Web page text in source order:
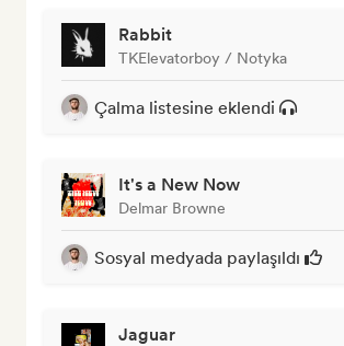
Rabbit
TKElevatorboy / Notyka
Çalma listesine eklendi
It's a New Now
Delmar Browne
Sosyal medyada paylaşıldı
Jaguar